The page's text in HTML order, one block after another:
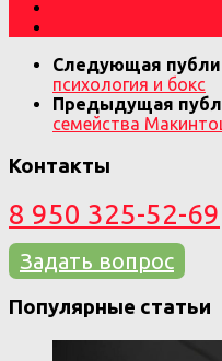
Следующая
психология и бокс
Предыдущая
семейства
Контакты
8 950 325-52-69
Задать вопрос
Популярные статьи